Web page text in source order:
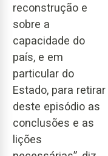
reconstrução e
sobre a
capacidade do
país, e em
particular do
Estado, para retirar
deste episódio as
conclusões e as
lições